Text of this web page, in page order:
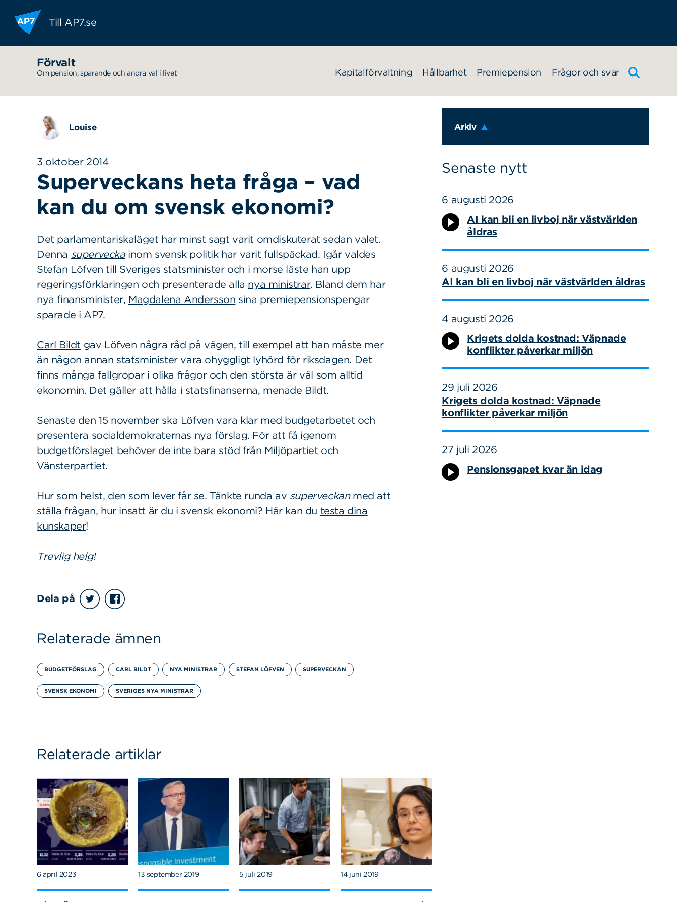
Hoppa till innehållet
Till AP7.se
Förvalt
Om pension, sparande och andra val i livet Kapitalförvaltning Hållbarhet Premiepension Frågor och svar
Arkiv
Senaste nytt
6 augusti 2026
AI kan bli en livboj när västvärlden
åldras
6 augusti 2026
AI kan bli en livboj när västvärlden åldras
4 augusti 2026
Krigets dolda kostnad: Väpnade
konflikter påverkar miljön
29 juli 2026
Krigets dolda kostnad: Väpnade
konflikter påverkar miljön
27 juli 2026
Pensionsgapet kvar än idag
Louise
3 oktober 2014
Superveckans heta fråga – vad
kan du om svensk ekonomi?
Det parlamentariskaläget har minst sagt varit omdiskuterat sedan valet.
Denna superveckainom svensk politik har varit fullspäckad. Igår valdes
Stefan Löfven till Sveriges statsminister och i morse läste han upp
regeringsförklaringen och presenterade alla nya ministrar. Bland dem har
nya finansminister, Magdalena Andersson sina premiepensionspengar
sparade i AP7.
Carl Bildt gav Löfven några råd på vägen, till exempel att han måste mer
än någon annan statsminister vara ohyggligt lyhörd för riksdagen. Det
finns många fallgropar i olika frågor och den största är väl som alltid
ekonomin. Det gäller att hålla i statsfinanserna, menade Bildt.
Senaste den 15 november ska Löfven vara klar med budgetarbetet och
presentera socialdemokraternas nya förslag. För att få igenom
budgetförslaget behöver de inte bara stöd från Miljöpartiet och
Vänsterpartiet.
Hur som helst, den som lever får se. Tänkte runda av superveckanmed att
ställa frågan, hur insatt är du i svensk ekonomi? Här kan du testa dina
kunskaper!
Trevlig helg!
Dela på
Relaterade ämnen
BUDGETFÖRSLAG CARL BILDT NYA MINISTRAR STEFAN LÖFVEN SUPERVECKAN
SVENSK EKONOMI SVERIGES NYA MINISTRAR
Relaterade artiklar
6 april 2023 13 september 2019 5 juli 2019 14 juni 2019
Sök på sidan: